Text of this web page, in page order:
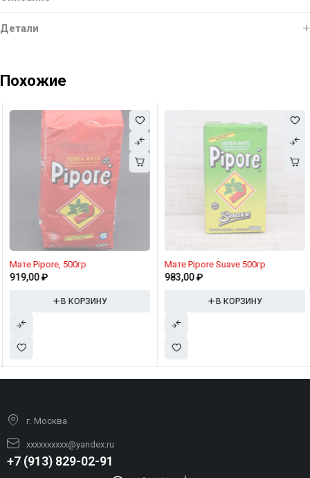
Детали
Похожие
Мате Pipore, 500гр
919,00₽
В КОРЗИНУ
Мате Pipore Suave 500гр
983,00₽
В КОРЗИНУ
г. Москва
xxxxxxxxxx@yandex.ru
+7 (913) 829-02-91